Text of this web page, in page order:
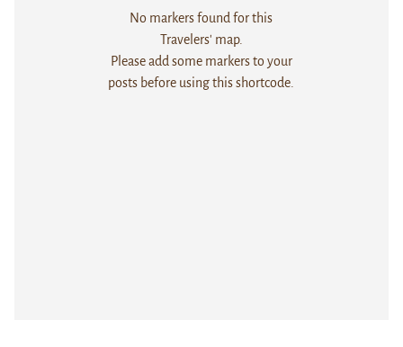
No markers found for this
Travelers' map.
Please add some markers to your
posts before using this shortcode.